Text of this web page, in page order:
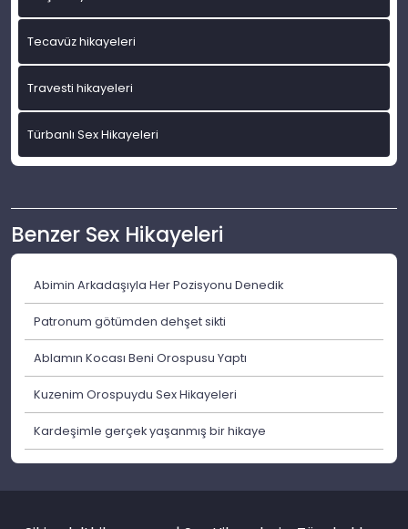
Tecavüz hikayeleri
Travesti hikayeleri
Türbanlı Sex Hikayeleri
Benzer Sex Hikayeleri
Abimin Arkadaşıyla Her Pozisyonu Denedik
Patronum götümden dehşet sikti
Ablamın Kocası Beni Orospusu Yaptı
Kuzenim Orospuydu Sex Hikayeleri
Kardeşimle gerçek yaşanmış bir hikaye